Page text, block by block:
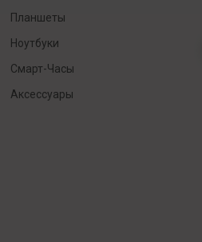
Планшеты
Ноутбуки
Смарт-Часы
Аксессуары